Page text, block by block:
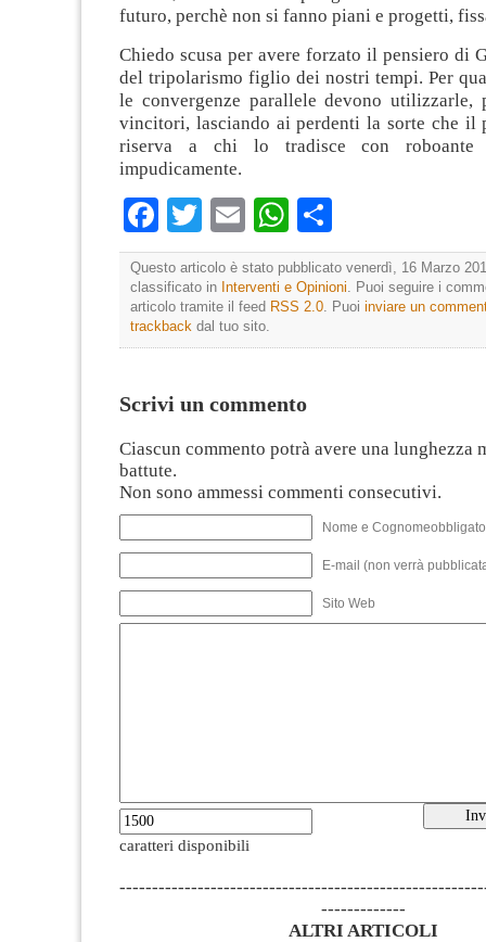
futuro, perchè non si fanno piani e progetti,
Chiedo scusa per avere forzato il pensiero di
del tripolarismo figlio dei nostri tempi. Per
le convergenze parallele devono
vincitori, lasciando ai perdenti la sorte che il
riserva a chi lo tradisce con roboante
impudicamente.
Facebook
TwitterEmailWhatsApp
Questo articolo è stato pubblicato venerdì, 16 Marzo
classificato in Interventi e Opinioni. Puoi seguire i
articolo tramite il feed RSS 2.0. Puoi inviare un
trackback dal tuo sito.
Scrivi un commento
Ciascun commento potrà avere una lunghezza
battute.
Non sono ammessi commenti consecutivi.
Nome e
E-mail (non verrà
Sito Web
caratteri disponibili
-------------
ALTRI ARTICOLI